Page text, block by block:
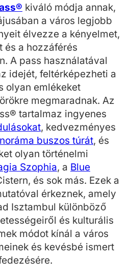
kiváló módja annak,
a város legjobb
élvezze a kényelmet,
és a hozzáférés
A pass használatával
idejét, feltérképezheti a
olyan emlékeket
megmaradnak. Az
tartalmaz ingyenes
, kedvezményes
buszos túrát, és
olyan történelmi
Szophia, a Blue
és sok más. Ezek a
érkeznek, amely
Isztambul különböző
és kulturális
módot kínál a város
és kevésbé ismert